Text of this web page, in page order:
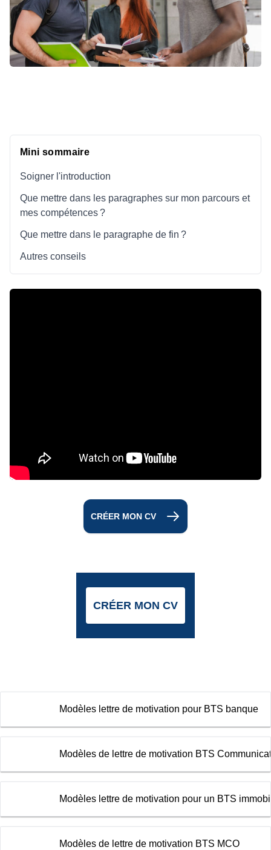
Mini sommaire
Soigner l'introduction
Que mettre dans les paragraphes sur mon parcours et
mes compétences ?
Que mettre dans le paragraphe de fin ?
Autres conseils
CRÉER MON CV
CRÉER MON CV
Modèles lettre de motivation pour BTS banque
Modèles de lettre de motivation BTS
Modèles lettre de motivation pour un BTS
Modèles de lettre de motivation BTS MCO